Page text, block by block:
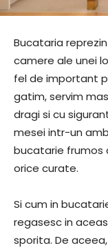
Bucataria
camere ale unei
fel de important
gatim, servim
dragi si cu
mesei intr-un
bucatarie frumos
orice curate.
Si cum in
regasesc in
sporita. De